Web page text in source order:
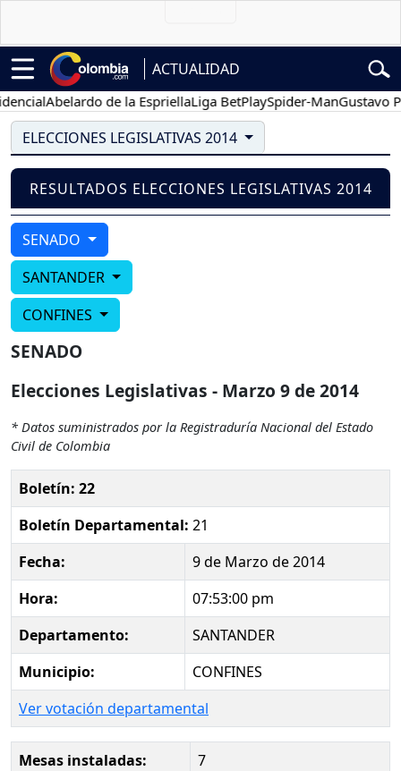
ACTUALIDAD
Abelardo de la EspriellaLiga BetPlaySpider-ManGustavo
ELECCIONES LEGISLATIVAS 2014
RESULTADOS ELECCIONES LEGISLATIVAS 2014
SENADO
SANTANDER
CONFINES
SENADO
Elecciones Legislativas - Marzo 9 de 2014
* Datos suministrados por la Registraduría Nacional del Estado
Civil de Colombia
Boletín: 22
Boletín Departamental: 21
Fecha:
9 de Marzo de 2014
Hora:
07:53:00 pm
Departamento:
SANTANDER
Municipio:
CONFINES
Ver votación departamental
Mesas instaladas:
7